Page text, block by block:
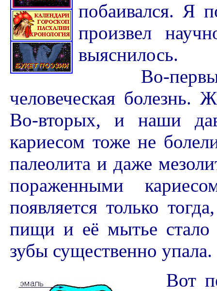
побаивался. Я
произвел
выяснилось.
Во-первых,
человеческая болезнь.
Во-вторых, и наши
кариесом тоже не
палеолита и даже
пораженными
появляется только
пищи и её мытье
зубы существенно упала.
Вот